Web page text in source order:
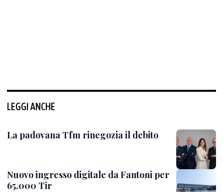
LEGGI ANCHE
La padovana Tfm rinegozia il debito
Nuovo ingresso digitale da Fantoni per
65.000 Tir